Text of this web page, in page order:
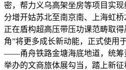
密，帮力义乌高架坐房等项目实
分增开姑苏北至南京南、上海虹
正在盾构超高压带压功课范畴取
角”将更多成长新动能，正式使用
——甬舟铁路金塘海底地道，统筹
举办的文商旅体展勾当，踏上新